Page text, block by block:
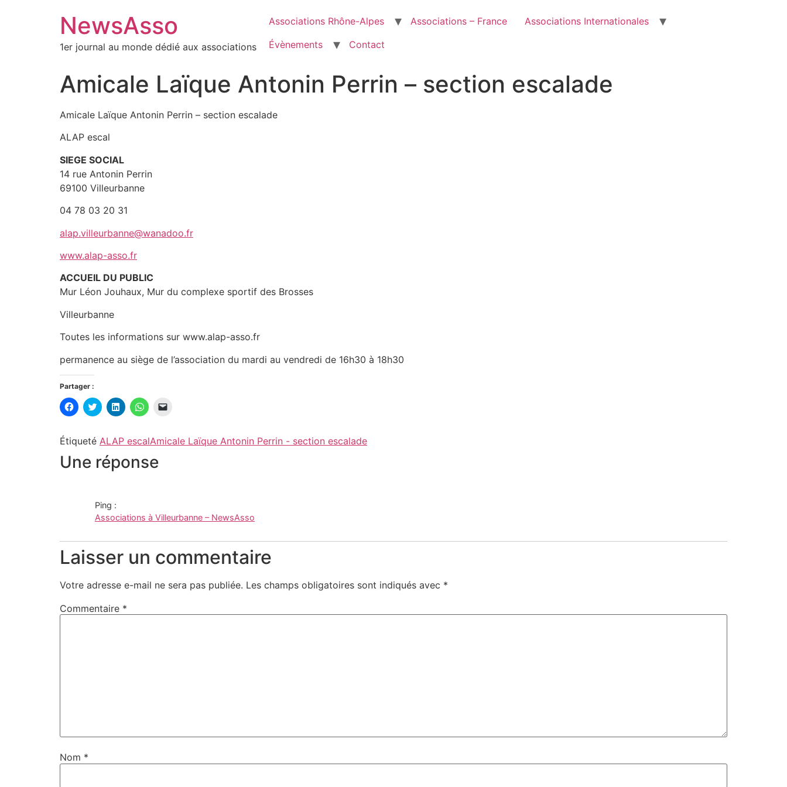
NewsAsso
1er journal au monde dédié aux associations
Associations Rhône-Alpes Associations – France
Associations Internationales
Évènements
Contact
Amicale Laïque Antonin Perrin – section escalade
Amicale Laïque Antonin Perrin – section escalade
ALAP escal
SIEGE SOCIAL
14 rue Antonin Perrin
69100 Villeurbanne
04 78 03 20 31
alap.villeurbanne@wanadoo.fr
www.alap-asso.fr
ACCUEIL DU PUBLIC
Mur Léon Jouhaux, Mur du complexe sportif des Brosses
Villeurbanne
Toutes les informations sur www.alap-asso.fr
permanence au siège de l’association du mardi au vendredi de 16h30 à 18h30
Partager :
Cliquez
pour
Facebook(ouvre
dans
nouvelle
fenêtre)
Cliquez
pour
Twitter(ouvre
dans
nouvelle
fenêtre)
Cliquez
pour
LinkedIn(ouvre
dans
nouvelle
fenêtre)
Cliquez
pour
WhatsApp(ouvre
dans
nouvelle
fenêtre)
lien
par
fenêtre)
Étiqueté ALAP escalAmicale Laïque Antonin Perrin - section escalade
Une réponse
Ping :
Associations à Villeurbanne – NewsAsso
Laisser un commentaire
Votre adresse e-mail ne sera pas publiée. Les champs obligatoires sont indiqués avec *
Commentaire *
Nom *